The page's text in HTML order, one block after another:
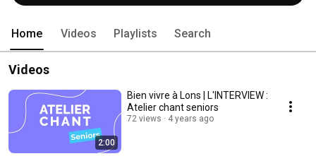
Home Videos Playlists Search
Videos
2:00
Bien vivre à Lons | L'INTERVIEW :
Atelier chant seniors
72 views 4 years ago